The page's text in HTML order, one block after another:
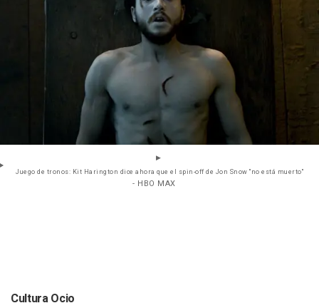
Juego de tronos: Kit Harington dice ahora que el spin-off de Jon Snow "no está muerto"
- HBO MAX
Cultura Ocio